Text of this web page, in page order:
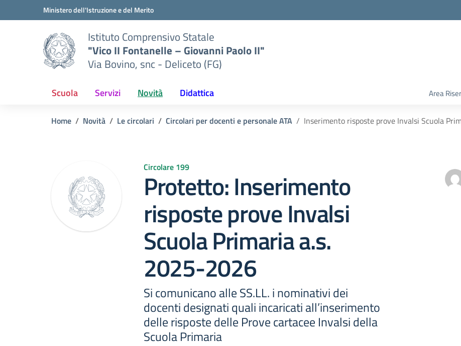
Vai ai contenuti
Vai al menu di navigazioneMinistero dell'Istruzione e del Merito
Istituto Comprensivo Statale
"Vico II Fontanelle – Giovanni Paolo II"
Via Bovino, snc - Deliceto (FG)
Scuola Servizi Novità Didattica Area
Home Novità Le circolari Circolari per docenti e personale ATA Inserimento risposte prove Invalsi Scuola
Circolare 199
Protetto: Inserimento
risposte prove Invalsi
Scuola Primaria a.s.
2025-2026
Si comunicano alle SS.LL. i nominativi dei
docenti designati quali incaricati all’inserimento
delle risposte delle Prove cartacee Invalsi della
Scuola Primaria